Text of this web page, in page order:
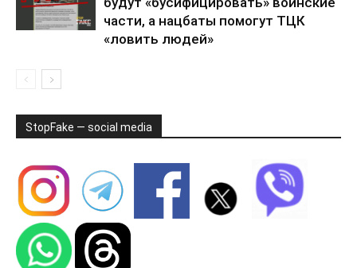
части, а нацбаты помогут ТЦК
«ловить людей»
StopFake — social media